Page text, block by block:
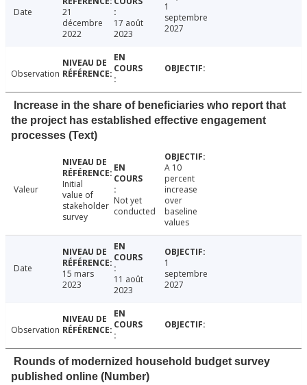
Date
21
décembre
2022
17 août
2023
1
septembre
2027
Observation
Increase in the share of beneficiaries who report that
the project has established effective engagement
processes (Text)
Valeur
Initial
value of
stakeholder
survey
Not yet
conducted
A 10
percent
increase
over
baseline
values
Date
15 mars
2023
11 août
2023
1
septembre
2027
Observation
Rounds of modernized household budget survey
published online (Number)